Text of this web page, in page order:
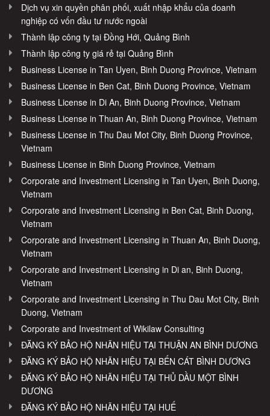
Dịch vụ xin quyền phân phối, xuất nhập khẩu của doanh
nghiệp có vốn đầu tư nước ngoài
Thành lập công ty tại Đồng Hới, Quảng Bình
Thành lập công ty giá rẻ tại Quảng Bình
Business License in Tan Uyen, Binh Duong Province, Vietnam
Business License in Ben Cat, Binh Duong Province, Vietnam
Business License in Di An, Binh Duong Province, Vietnam
Business License in Thuan An, Binh Duong Province, Vietnam
Business License in Thu Dau Mot City, Binh Duong Province,
Vietnam
Business License in Binh Duong Province, Vietnam
Corporate and Investment Licensing in Tan Uyen, Binh Duong,
Vietnam
Corporate and Investment Licensing in Ben Cat, Binh Duong,
Vietnam
Corporate and Investment Licensing in Thuan An, Binh Duong,
Vietnam
Corporate and Investment Licensing in Di an, Binh Duong,
Vietnam
Corporate and Investment Licensing in Thu Dau Mot City, Binh
Duong, Vietnam
Corporate and Investment of Wikilaw Consulting
ĐĂNG KÝ BẢO HỘ NHÃN HIỆU TẠI THUẬN AN BÌNH DƯƠNG
ĐĂNG KÝ BẢO HỘ NHÃN HIỆU TẠI BẾN CÁT BÌNH DƯƠNG
ĐĂNG KÝ BẢO HỘ NHÃN HIỆU TẠI THỦ DẦU MỘT BÌNH
DƯƠNG
ĐĂNG KÝ BẢO HỘ NHÃN HIỆU TẠI HUẾ